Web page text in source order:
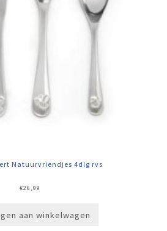
Natuurvriendjes 4dlg rvs
€26,99
aan winkelwagen